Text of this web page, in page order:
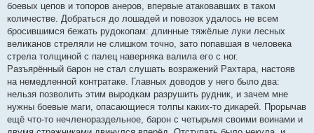
боевых цепов и топоров анеров, впервые атаковавших в таком
количестве. Добраться до лошадей и повозок удалось не всем
бросившимся бежать рудокопам: длинные тяжёлые луки лесных
великанов стреляли не слишком точно, зато попавшая в человека
стрела толщиной с палец наверняка валила его с ног.
Разъярённый барон не стал слушать возражений Рахтара, настояв
на немедленной контратаке. Главных доводов у него было два:
нельзя позволить этим выродкам разрушить рудник, и зачем мне
нужны боевые маги, опасающиеся толпы каких-то дикарей. Прорычав
ещё что-то нечленораздельное, барон с четырьмя своими воинами и